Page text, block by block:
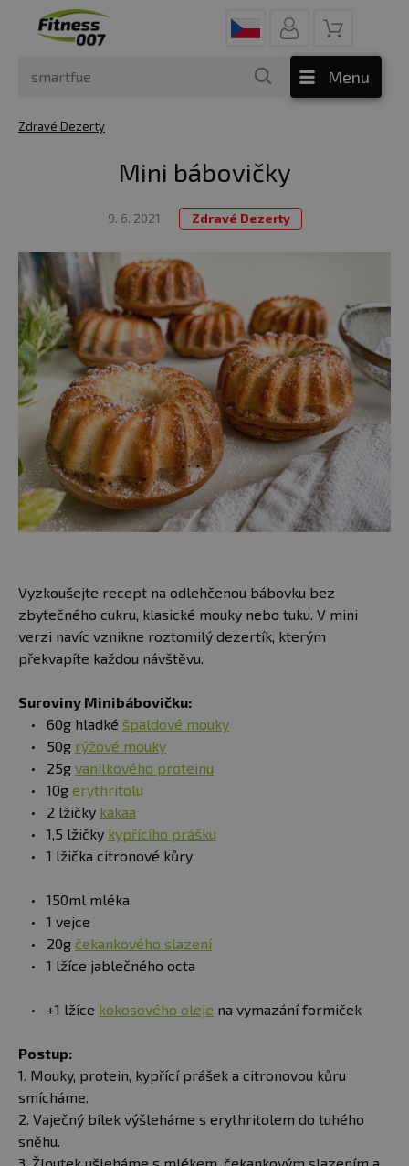
Menu
Zdravé Dezerty
Mini bábovičky
9. 6. 2021 Zdravé Dezerty
Vyzkoušejte recept na odlehčenou bábovku bez
zbytečného cukru, klasické mouky nebo tuku. V mini
verzi navíc vznikne roztomilý dezertík, kterým
překvapíte každou návštěvu.
Suroviny Minibábovičku:
60g hladké špaldové mouky
50g rýžové mouky
25g vanilkového proteinu
10g erythritolu
2 lžičky kakaa
1,5 lžičky kypřícího prášku
1 lžička citronové kůry
150ml mléka
1 vejce
20g čekankového slazení
1 lžíce jablečného octa
+1 lžíce kokosového oleje na vymazání formiček
Postup:
1. Mouky, protein, kypřící prášek a citronovou kůru
smícháme.
2. Vaječný bílek výšleháme s erythritolem do tuhého
sněhu.